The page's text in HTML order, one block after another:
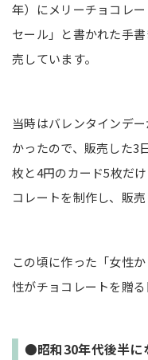
年）にメリーチョコレ
セール」と書かれた手
売しています。
当時はバレンタインデ
かったので、販売した3
枚と4円のカード5枚だ
コレートを制作し、販売
この頃に作った「女性
性がチョコレートを贈
●昭和30年代後半に